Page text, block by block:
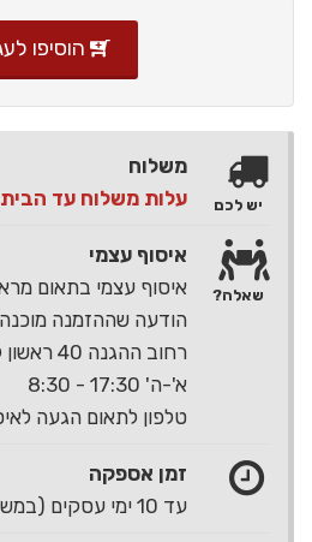
הוסיפו
משלוח
עלות משלוח עד הבית - 30.00 ש"ח
איסוף עצמי
איסוף עצמי בתאום
הודעה שההזמנה
רחוב ההגנה 40 ראשון לציון.
א'-ה' 17:30 - 8:30
טלפון לתאום הגעה לאיסוף 1-700-
זמן אספקה
עד 10 ימי עסקים (במשלוח או באיסוף עצמי)
יש לכם
שאלה?